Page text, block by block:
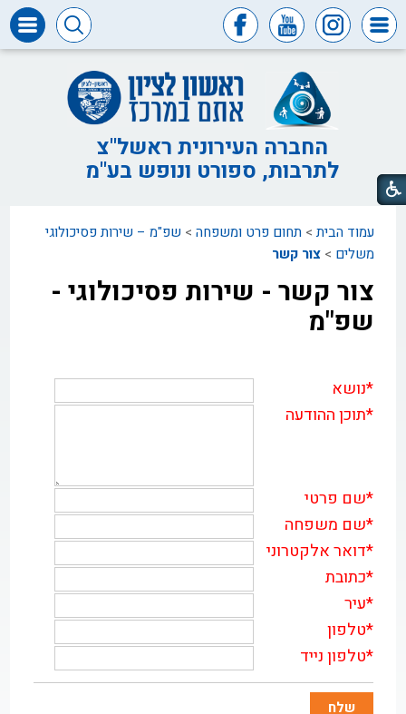
ומכרזים
חופש
המידע
דבר
ראש
דבר
המנכ"ל
דירקטוריון
החברה
החברה העירונית ראשל"צ
לתרבות, ספורט ונופש בע"מ
עמוד הבית >תחום פרט ומשפחה >שפ"מ – שירות פסיכולוגי
משלים >צור קשר
צור קשר - שירות פסיכולוגי -
שפ"מ
*נושא
*תוכן ההודעה
*שם פרטי
*שם משפחה
*דואר אלקטרוני
*כתובת
*עיר
*טלפון
*טלפון נייד